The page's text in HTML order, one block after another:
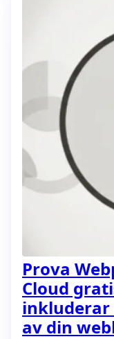
Prova
Cloud
inkluderar
av din